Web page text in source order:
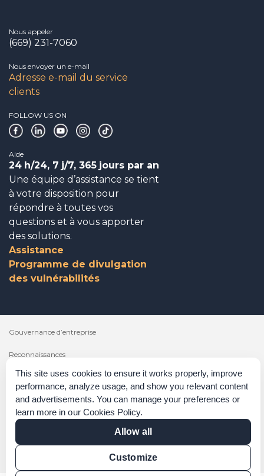
This site uses cookies to ensure it works properly, improve
performance, analyze usage, and show you relevant content
and advertisements. You can manage your preferences or
learn more in our Cookies Policy.
Allow all
Customize
Nous appeler
(669) 231-7060
Nous envoyer un e-mail
Adresse e-mail du service
clients
FOLLOW US ON
Aide
24 h/24, 7 j/7, 365 jours par an
Une équipe d’assistance se tient
à votre disposition pour
répondre à toutes vos
questions et à vous apporter
des solutions.
Assistance
Programme de divulgation
des vulnérabilités
Gouvernance d’entreprise
Reconnaissances
Politiques et procédures
Déclaration sur l’esclavage moderne
Vérification de certification
Vérification des résultats